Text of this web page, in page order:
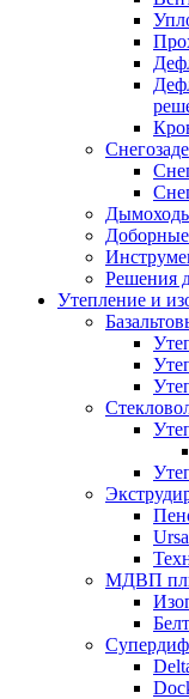
Решения
Утепление и
Ursa
МДВП